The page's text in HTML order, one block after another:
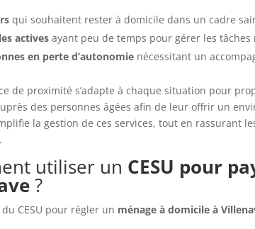
qui souhaitent rester à domicile dans un cadre
actives ayant peu de temps pour gérer les tâches
en perte d’autonomie nécessitant un
de proximité s’adapte à chaque situation pour
des personnes âgées afin de leur offrir un
la gestion de ces services, tout en rassurant
utiliser un CESU pour
?
du CESU pour régler un ménage à domicile à